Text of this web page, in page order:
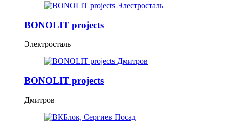
BONOLIT projects
Электросталь
BONOLIT projects
Дмитров